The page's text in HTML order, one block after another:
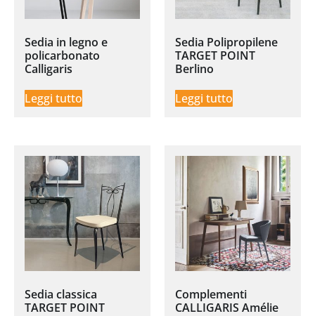
Sedia in legno e
policarbonato
Calligaris
Leggi tutto
Sedia Polipropilene
TARGET POINT
Berlino
Leggi tutto
Sedia classica
TARGET POINT
Complementi
CALLIGARIS Amélie